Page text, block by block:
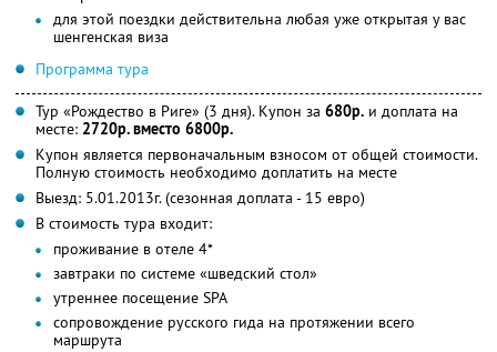
для этой поездки действительна любая уже открытая у вас
шенгенская виза
Программа тура
Тур «Рождество в Риге» (3 дня). Купон за 680р. и доплата на
месте: 2720р. вместо 6800р.
Купон является первоначальным взносом от общей стоимости.
Полную стоимость необходимо доплатить на месте
Выезд: 5.01.2013г. (сезонная доплата - 15 евро)
В стоимость тура входит:
проживание в отеле 4*
завтраки по системе «шведский стол»
утреннее посещение SPA
сопровождение русского гида на протяжении всего
маршрута